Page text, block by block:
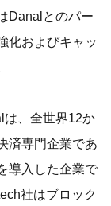
Danalとのパー
化およびキャッ
は、全世界12か
済専門企業であ
導入した企業で
社はブロック